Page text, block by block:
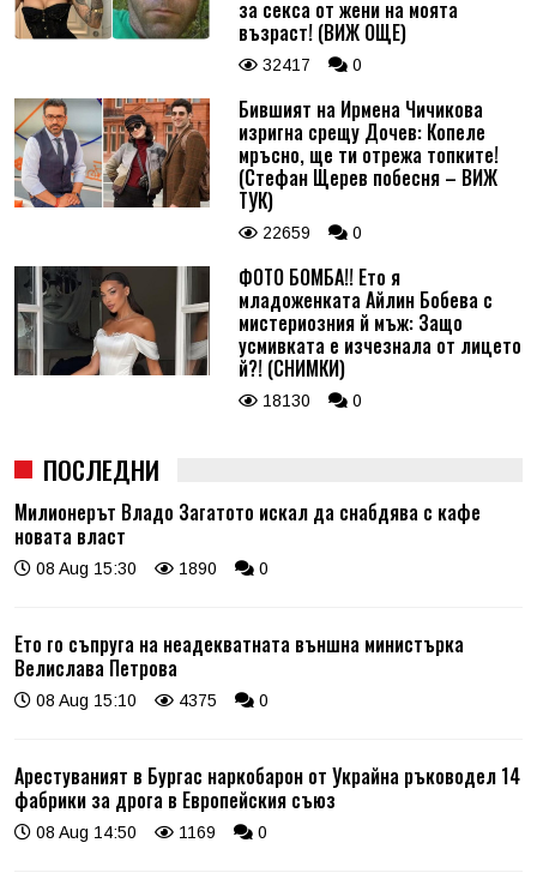
за секса от жени на моята
възраст! (ВИЖ ОЩЕ)
32417 0
Бившият на Ирмена Чичикова
изригна срещу Дочев: Копеле
мръсно, ще ти отрежа топките!
(Стефан Щерев побесня – ВИЖ
ТУК)
22659 0
ФОТО БОМБА!! Ето я
младоженката Айлин Бобева с
мистериозния й мъж: Защо
усмивката е изчезнала от лицето
й?! (СНИМКИ)
18130 0
ПОСЛЕДНИ
Милионерът Владо Загатото искал да снабдява с кафе
новата власт
08 Aug 15:30 1890 0
Ето го съпруга на неадекватната външна министърка
Велислава Петрова
08 Aug 15:10 4375 0
Арестуваният в Бургас наркобарон от Украйна ръководел 14
фабрики за дрога в Европейския съюз
08 Aug 14:50 1169 0